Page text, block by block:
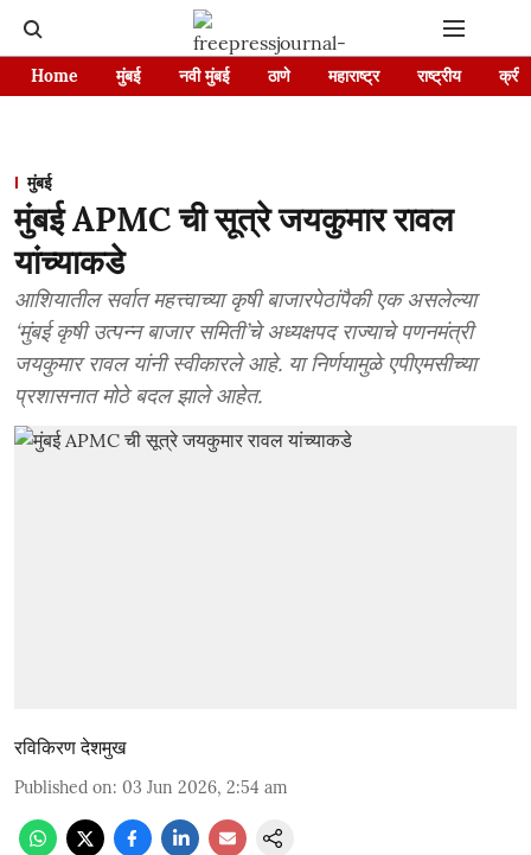
Home मुंबई नवी मुंबई ठाणे महाराष्ट्र राष्ट्रीय
मुंबई
मुंबई APMC ची सूत्रे जयकुमार रावल
यांच्याकडे
आशियातील सर्वात महत्त्वाच्या कृषी बाजारपेठांपैकी एक असलेल्या
‘मुंबई कृषी उत्पन्न बाजार समिती’चे अध्यक्षपद राज्याचे पणनमंत्री
जयकुमार रावल यांनी स्वीकारले आहे. या निर्णयामुळे एपीएमसीच्या
प्रशासनात मोठे बदल झाले आहेत.
रविकिरण देशमुख
Published on: 03 Jun 2026, 2:54 am